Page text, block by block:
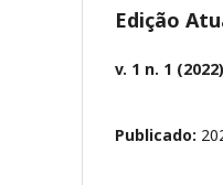
Edição
v. 1 n. 1
Publicado: